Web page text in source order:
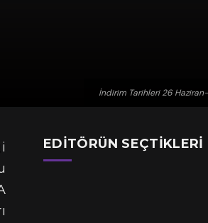
İndirim Tarihleri 26
EDITÖRÜN SEÇTIKLERI